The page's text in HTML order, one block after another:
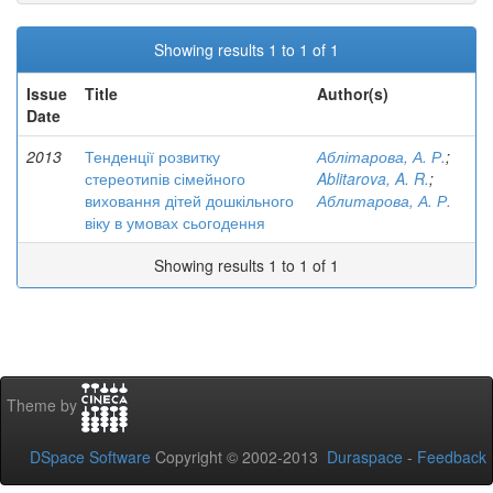
Showing results 1 to 1 of 1
Issue
Date
Title Author(s)
2013
Тенденції розвитку
стереотипів сімейного
виховання дітей дошкільного
віку в умовах сьогодення
Аблітарова, А. Р.;
Ablitarova, A. R.;
Аблитарова, А. Р.
Showing results 1 to 1 of 1
Theme by
DSpace Software Copyright © 2002-2013 Duraspace - Feedback